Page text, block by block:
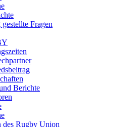
Fragen
Berichte
des Rugby Union